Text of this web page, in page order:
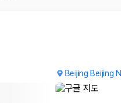
Beijing Beijing